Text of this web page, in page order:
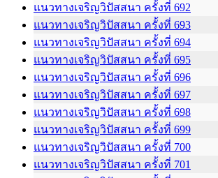
แนวทางเจริญวิปัสสนา ครั้งที่ 692
แนวทางเจริญวิปัสสนา ครั้งที่ 693
แนวทางเจริญวิปัสสนา ครั้งที่ 694
แนวทางเจริญวิปัสสนา ครั้งที่ 695
แนวทางเจริญวิปัสสนา ครั้งที่ 696
แนวทางเจริญวิปัสสนา ครั้งที่ 697
แนวทางเจริญวิปัสสนา ครั้งที่ 698
แนวทางเจริญวิปัสสนา ครั้งที่ 699
แนวทางเจริญวิปัสสนา ครั้งที่ 700
แนวทางเจริญวิปัสสนา ครั้งที่ 701